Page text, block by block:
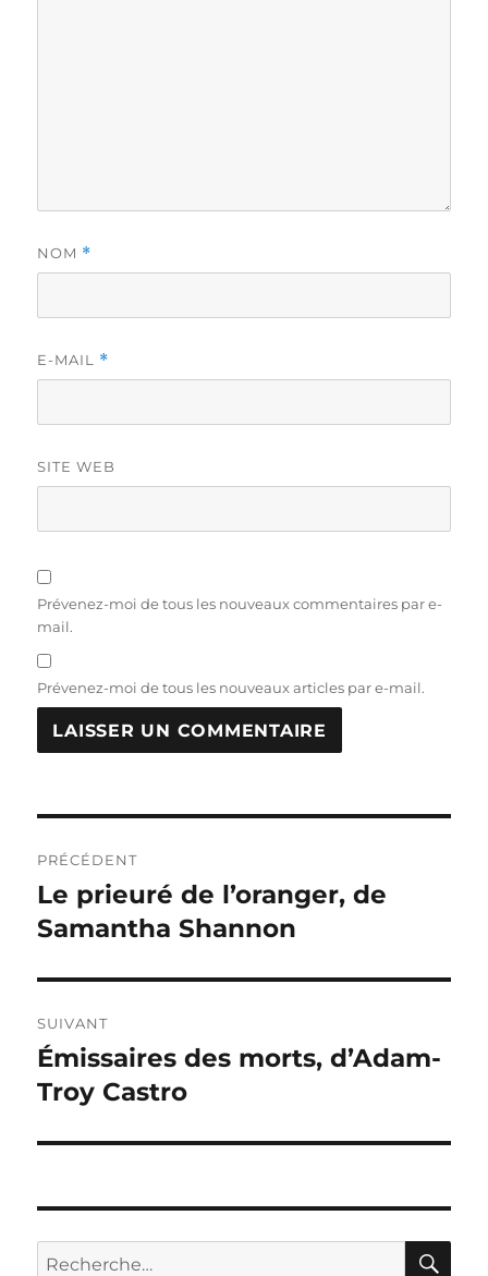
NOM *
E-MAIL *
SITE WEB
Prévenez-moi de tous les nouveaux commentaires par e-
mail.
Prévenez-moi de tous les nouveaux articles par e-mail.
de
l’article
PRÉCÉDENT
Publication
précédente :
Le prieuré de l’oranger, de
Samantha Shannon
SUIVANT
Publication
suivante :
Émissaires des morts, d’Adam-
Troy Castro
Recherche